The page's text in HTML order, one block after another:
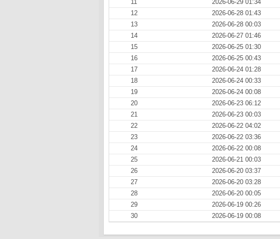
11
2026-06-29 01:34
12
2026-06-28 01:43
13
2026-06-28 00:03
14
2026-06-27 01:46
15
2026-06-25 01:30
16
2026-06-25 00:43
17
2026-06-24 01:28
18
2026-06-24 00:33
19
2026-06-24 00:08
20
2026-06-23 06:12
21
2026-06-23 00:03
22
2026-06-22 04:02
23
2026-06-22 03:36
24
2026-06-22 00:08
25
2026-06-21 00:03
26
2026-06-20 03:37
27
2026-06-20 03:28
28
2026-06-20 00:05
29
2026-06-19 00:26
30
2026-06-19 00:08